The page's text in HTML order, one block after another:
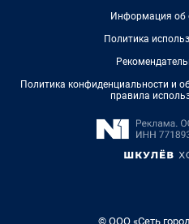
Информация об
Политика
Политика конфиденциальности и
правила
© ООО «Сеть